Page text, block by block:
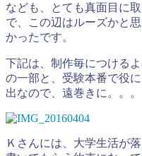
なども、とても真面目に
で、この辺はルーズかと
かったです。
下記は、制作毎につける
の一部と、受験本番で役
出なので、遠巻きに。。。
Ｋさんには、大学生活が